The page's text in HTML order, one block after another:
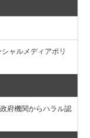
ャルメディアポリ
府機関からハラル認